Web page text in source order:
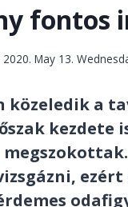
fontos
2020. May 13.
közeledik a
kezdete